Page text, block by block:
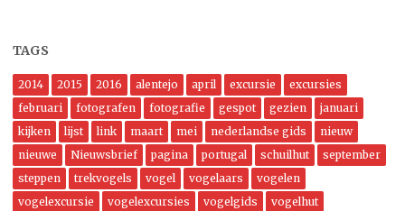
TAGS
2014 2015 2016 alentejo april excursie
excursies
februari
fotografen fotografie gespot gezien
januari
kijken
lijst link maart mei nederlandse gids
nieuw
nieuwe
Nieuwsbrief pagina portugal schuilhut
september
steppen
trekvogels vogel vogelaars
vogelen
vogelexcursie
vogelexcursies vogelgids
vogelhut